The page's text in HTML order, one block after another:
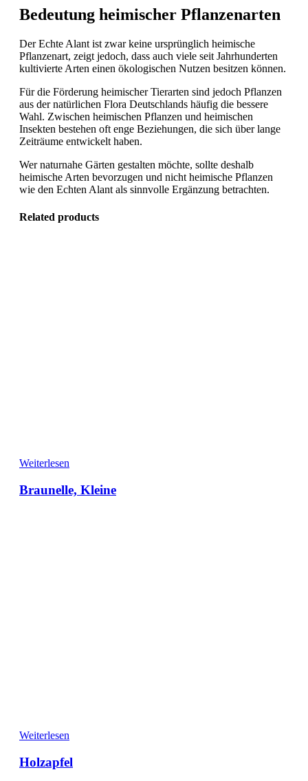
Bedeutung heimischer Pflanzenarten
Der Echte Alant ist zwar keine ursprünglich heimische
Pflanzenart, zeigt jedoch, dass auch viele seit Jahrhunderten
kultivierte Arten einen ökologischen Nutzen besitzen können.
Für die Förderung heimischer Tierarten sind jedoch Pflanzen
aus der natürlichen Flora Deutschlands häufig die bessere
Wahl. Zwischen heimischen Pflanzen und heimischen
Insekten bestehen oft enge Beziehungen, die sich über lange
Zeiträume entwickelt haben.
Wer naturnahe Gärten gestalten möchte, sollte deshalb
heimische Arten bevorzugen und nicht heimische Pflanzen
wie den Echten Alant als sinnvolle Ergänzung betrachten.
Related products
Weiterlesen
Braunelle, Kleine
Weiterlesen
Holzapfel